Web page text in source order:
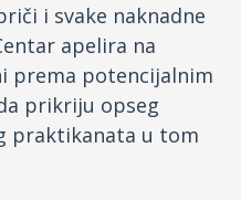
i svake naknadne
apelira na
prema potencijalnim
prikriju opseg
praktikanata u tom